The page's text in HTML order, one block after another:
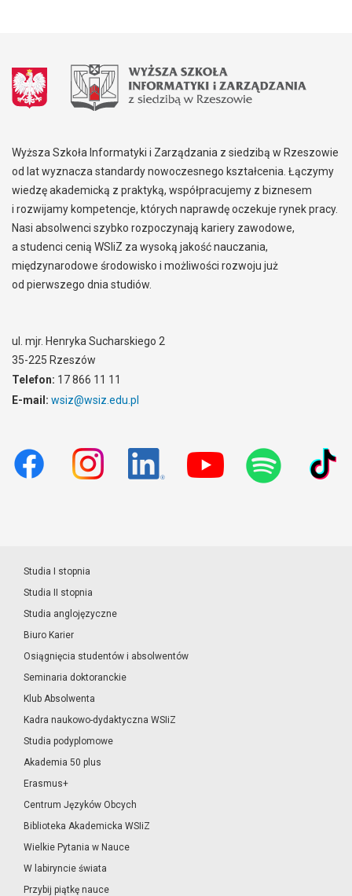
Wyższa Szkoła Informatyki i Zarządzania z siedzibą w Rzeszowie
od lat wyznacza standardy nowoczesnego kształcenia. Łączymy
wiedzę akademicką z praktyką, współpracujemy z biznesem
i rozwijamy kompetencje, których naprawdę oczekuje rynek pracy.
Nasi absolwenci szybko rozpoczynają kariery zawodowe,
a studenci cenią WSIiZ za wysoką jakość nauczania,
międzynarodowe środowisko i możliwości rozwoju już
od pierwszego dnia studiów.
ul. mjr. Henryka Sucharskiego 2
35-225 Rzeszów
Telefon: 17 866 11 11
E-mail: wsiz@wsiz.edu.pl
Studia I stopnia
Studia II stopnia
Studia anglojęzyczne
Biuro Karier
Osiągnięcia studentów i absolwentów
Seminaria doktoranckie
Klub Absolwenta
Kadra naukowo-dydaktyczna WSIiZ
Studia podyplomowe
Akademia 50 plus
Erasmus+
Centrum Języków Obcych
Biblioteka Akademicka WSIiZ
Wielkie Pytania w Nauce
W labiryncie świata
Przybij piątkę nauce